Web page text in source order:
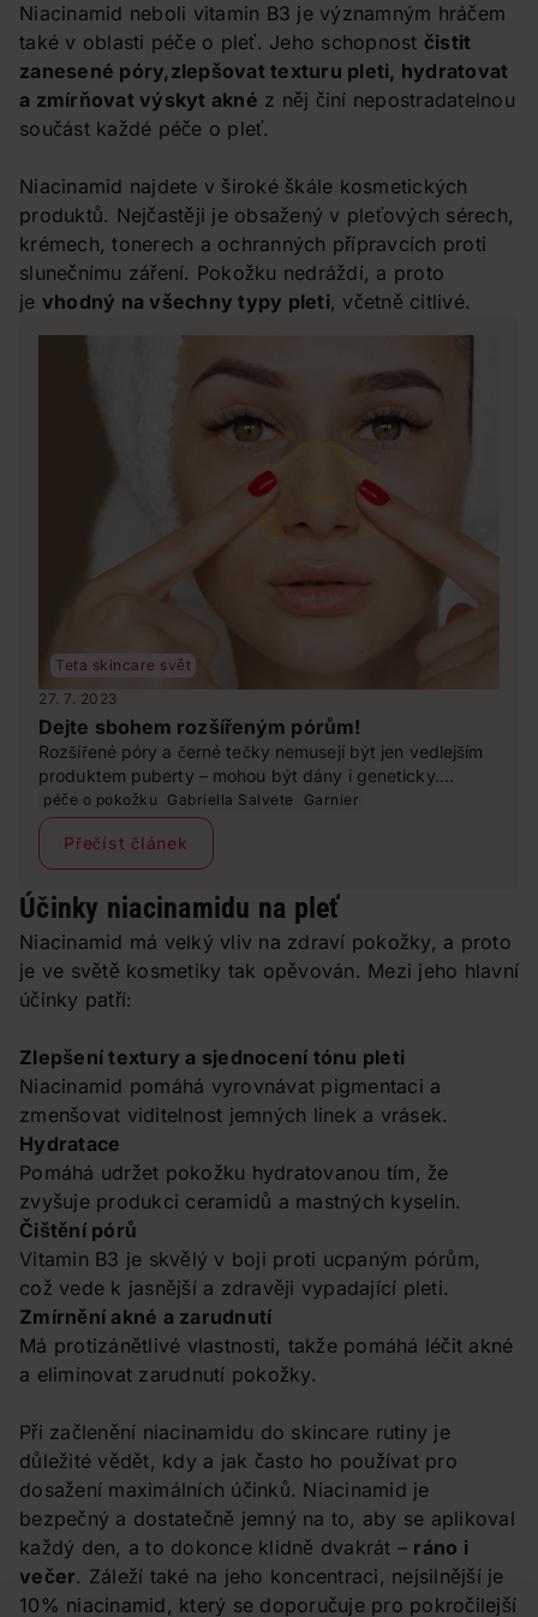
Niacinamid neboli vitamin B3 je významným hráčem
také v oblasti péče o pleť. Jeho schopnost čistit
zanesené póry,zlepšovat texturu pleti, hydratovat
a zmírňovat výskyt akné z něj činí nepostradatelnou
součást každé péče o pleť.
Niacinamid najdete v široké škále kosmetických
produktů. Nejčastěji je obsažený v pleťových sérech,
krémech, tonerech a ochranných přípravcích proti
slunečnímu záření. Pokožku nedráždí, a proto
je vhodný na všechny typy pleti, včetně citlivé.
Teta skincare svět
27. 7. 2023
Dejte sbohem rozšířeným pórům!
Rozšířené póry a černé tečky nemusejí být jen vedlejším
produktem puberty – mohou být dány i geneticky.
Přinášíme rady, jak tuto kosmetickou nepříjemnost
konečně minimalizovat.
péče o pokožku Gabriella Salvete Garnier
Přečíst článek
Účinky niacinamidu na pleť
Niacinamid má velký vliv na zdraví pokožky, a proto
je ve světě kosmetiky tak opěvován. Mezi jeho hlavní
účinky patří:
Zlepšení textury a sjednocení tónu pleti
Niacinamid pomáhá vyrovnávat pigmentaci a
zmenšovat viditelnost jemných linek a vrásek.
Hydratace
Pomáhá udržet pokožku hydratovanou tím, že
zvyšuje produkci ceramidů a mastných kyselin.
Čištění pórů
Vitamin B3 je skvělý v boji proti ucpaným pórům,
což vede k jasnější a zdravěji vypadající pleti.
Zmírnění akné a zarudnutí
Má protizánětlivé vlastnosti, takže pomáhá léčit akné
a eliminovat zarudnutí pokožky.
Při začlenění niacinamidu do skincare rutiny je
důležité vědět, kdy a jak často ho používat pro
dosažení maximálních účinků. Niacinamid je
bezpečný a dostatečně jemný na to, aby se aplikoval
každý den, a to dokonce klidně dvakrát – ráno i
večer. Záleží také na jeho koncentraci, nejsilnější je
10% niacinamid, který se doporučuje pro pokročilejší